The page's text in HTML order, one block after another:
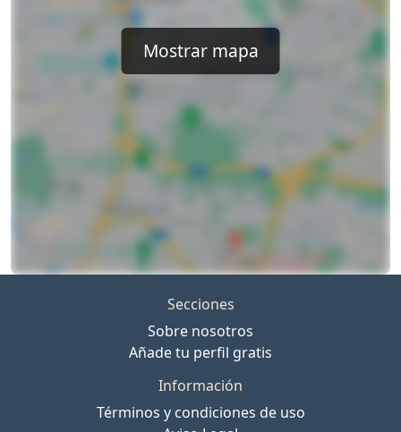
Mostrar mapa
Secciones
Sobre nosotros
Añade tu perfil gratis
Información
Términos y condiciones de uso